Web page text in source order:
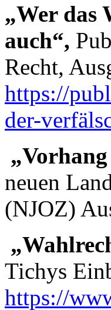
„Wer das
auch“,
Recht,
https://
der-
neuen
(NJOZ)
Tichys
https://